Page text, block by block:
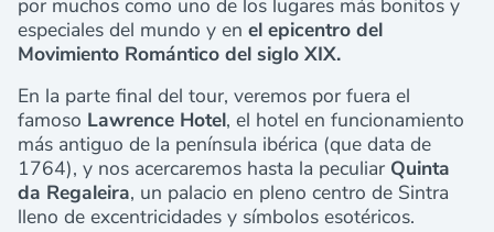
por muchos como uno de los lugares más bonitos y
especiales del mundo y en el epicentro del
Movimiento Romántico del siglo XIX.
En la parte final del tour, veremos por fuera el
famoso Lawrence Hotel, el hotel en funcionamiento
más antiguo de la península ibérica (que data de
1764), y nos acercaremos hasta la peculiar Quinta
da Regaleira, un palacio en pleno centro de Sintra
lleno de excentricidades y símbolos esotéricos.